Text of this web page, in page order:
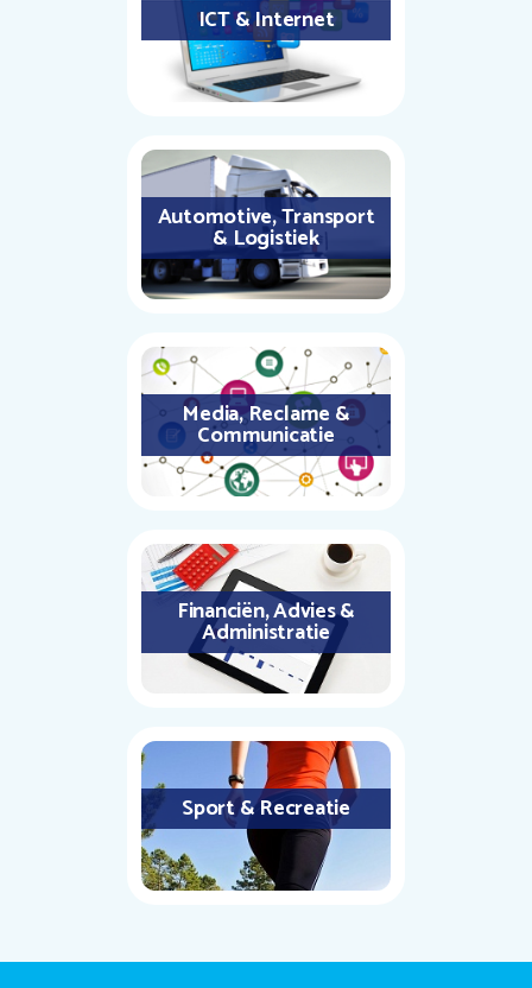
ICT & Internet
Automotive, Transport
& Logistiek
Media, Reclame &
Communicatie
Financiën, Advies &
Administratie
Sport & Recreatie